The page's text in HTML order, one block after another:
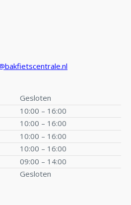
Gesloten
10:00 – 16:00
10:00 – 16:00
10:00 – 16:00
10:00 – 16:00
09:00 – 14:00
Gesloten